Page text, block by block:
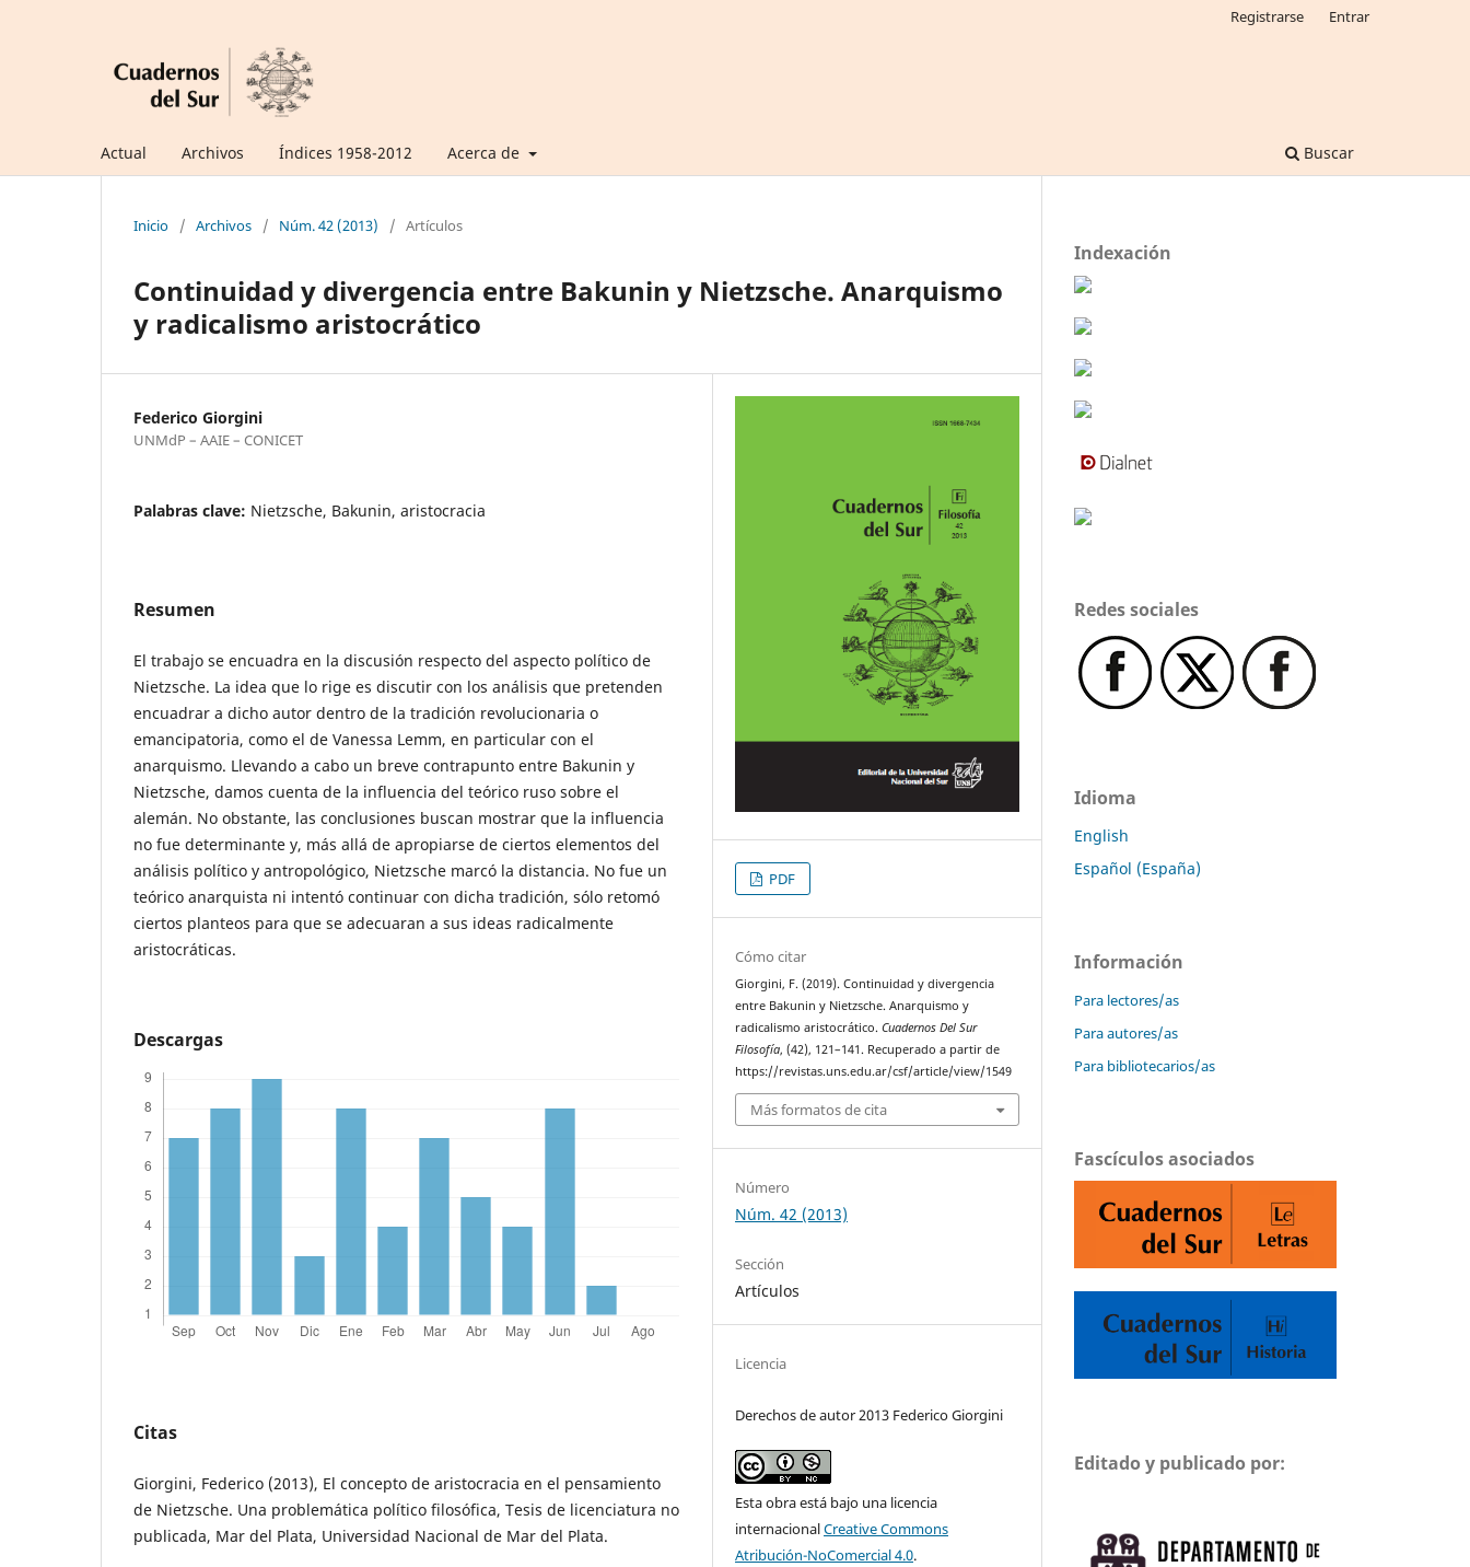
Actual Archivos Índices 1958-2012 Acerca de Buscar
Registrarse Entrar
Inicio / Archivos / Núm. 42 (2013) / Artículos
Continuidad y divergencia entre Bakunin y Nietzsche. Anarquismo
y radicalismo aristocrático
Federico Giorgini
UNMdP – AAIE – CONICET
Palabras clave: Nietzsche, Bakunin, aristocracia
Resumen
El trabajo se encuadra en la discusión respecto del aspecto político de
Nietzsche. La idea que lo rige es discutir con los análisis que pretenden
encuadrar a dicho autor dentro de la tradición revolucionaria o
emancipatoria, como el de Vanessa Lemm, en particular con el
anarquismo. Llevando a cabo un breve contrapunto entre Bakunin y
Nietzsche, damos cuenta de la influencia del teórico ruso sobre el
alemán. No obstante, las conclusiones buscan mostrar que la influencia
no fue determinante y, más allá de apropiarse de ciertos elementos del
análisis político y antropológico, Nietzsche marcó la distancia. No fue un
teórico anarquista ni intentó continuar con dicha tradición, sólo retomó
ciertos planteos para que se adecuaran a sus ideas radicalmente
aristocráticas.
Descargas
Citas
Giorgini, Federico (2013), El concepto de aristocracia en el pensamiento
de Nietzsche. Una problemática político filosófica, Tesis de licenciatura no
publicada, Mar del Plata, Universidad Nacional de Mar del Plata.
PDF
Cómo citar
Giorgini, F. (2019). Continuidad y divergencia
entre Bakunin y Nietzsche. Anarquismo y
radicalismo aristocrático.Cuadernos Del Sur
Filosofía, (42), 121–141. Recuperado a partir de
https://revistas.uns.edu.ar/csf/article/view/1549
Más formatos de cita
Número
Núm. 42 (2013)
Sección
Artículos
Licencia
Derechos de autor 2013 Federico Giorgini
Esta obra está bajo una licencia
internacionalCreative Commons
Atribución-NoComercial 4.0.
Indexación
Redes sociales
Idioma
English
Español (España)
Información
Para lectores/as
Para autores/as
Para bibliotecarios/as
Fascículos asociados
Editado y publicado por: